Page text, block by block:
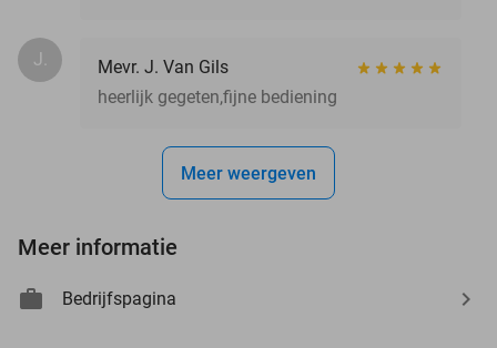
J.
Mevr. J. Van Gils
heerlijk gegeten,fijne bediening
Meer weergeven
Meer informatie
Bedrijfspagina